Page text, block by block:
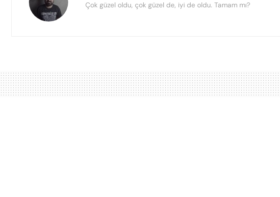
Çok güzel oldu, çok güzel de, iyi de oldu. Tamam mı?